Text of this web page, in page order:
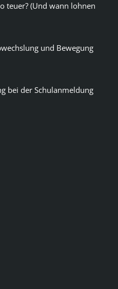
teuer? (Und wann lohnen
und Bewegung
bei der Schulanmeldung